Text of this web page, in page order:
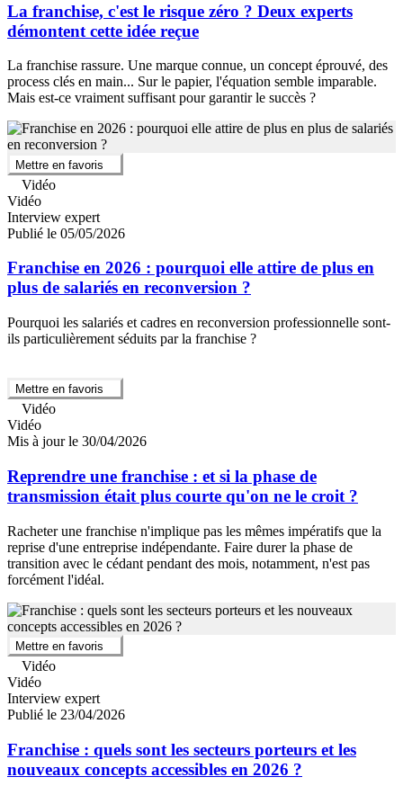
La franchise, c'est le risque zéro ? Deux experts
démontent cette idée reçue
La franchise rassure. Une marque connue, un concept éprouvé, des
process clés en main... Sur le papier, l'équation semble imparable.
Mais est-ce vraiment suffisant pour garantir le succès ?
Mettre en favoris
Vidéo
Vidéo
Interview expert
Publié le 05/05/2026
Franchise en 2026 : pourquoi elle attire de plus en
plus de salariés en reconversion ?
Pourquoi les salariés et cadres en reconversion professionnelle sont-
ils particulièrement séduits par la franchise ?
Mettre en favoris
Vidéo
Vidéo
Mis à jour le 30/04/2026
Reprendre une franchise : et si la phase de
transmission était plus courte qu'on ne le croit ?
Racheter une franchise n'implique pas les mêmes impératifs que la
reprise d'une entreprise indépendante. Faire durer la phase de
transition avec le cédant pendant des mois, notamment, n'est pas
forcément l'idéal.
Mettre en favoris
Vidéo
Vidéo
Interview expert
Publié le 23/04/2026
Franchise : quels sont les secteurs porteurs et les
nouveaux concepts accessibles en 2026 ?